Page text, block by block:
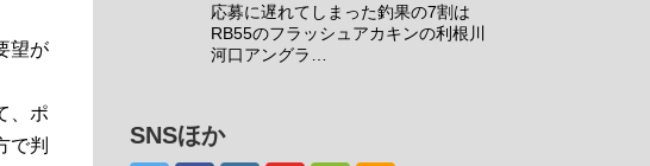
望が
、ポ
で判
応募に遅れてしまった釣果の7割は
RB55のフラッシュアカキンの利根川
河口アングラ…
SNSほか